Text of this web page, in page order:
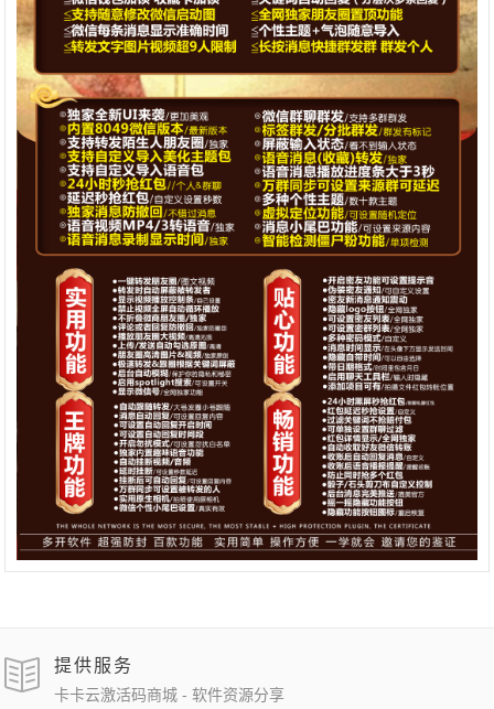
提供服务
卡卡云激活码商城 - 软件资源分享